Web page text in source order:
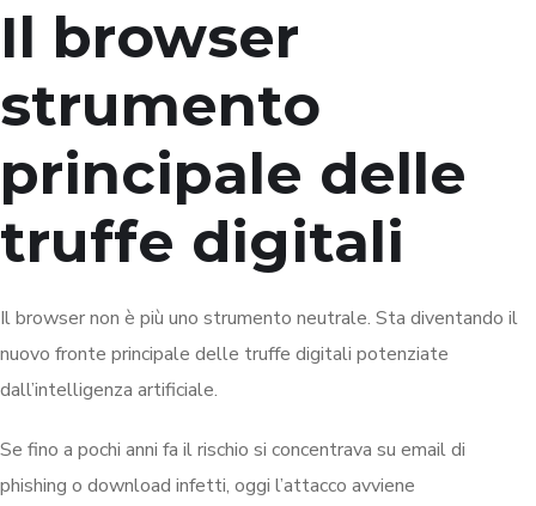
Il browser
strumento
principale delle
truffe digitali
Il browser non è più uno strumento neutrale. Sta diventando il
nuovo fronte principale delle truffe digitali potenziate
dall’intelligenza artificiale.
Se fino a pochi anni fa il rischio si concentrava su email di
phishing o download infetti, oggi l’attacco avviene